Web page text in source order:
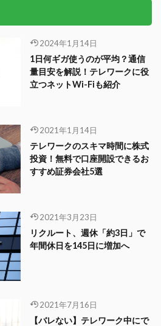
2024年1月14日
1日何ギガ使うのが平均？通信
量目安を解説！テレワークに役
立つネットWi-Fiも紹介
2021年1月14日
テレワークのスキマ時間に株式
投資！無料で口座開設できるお
すすめ証券会社5選
2021年3月23日
リクルート、週休「約3日」で
年間休日を145日に増加へ
2021年7月16日
【バレない】テレワーク中にで